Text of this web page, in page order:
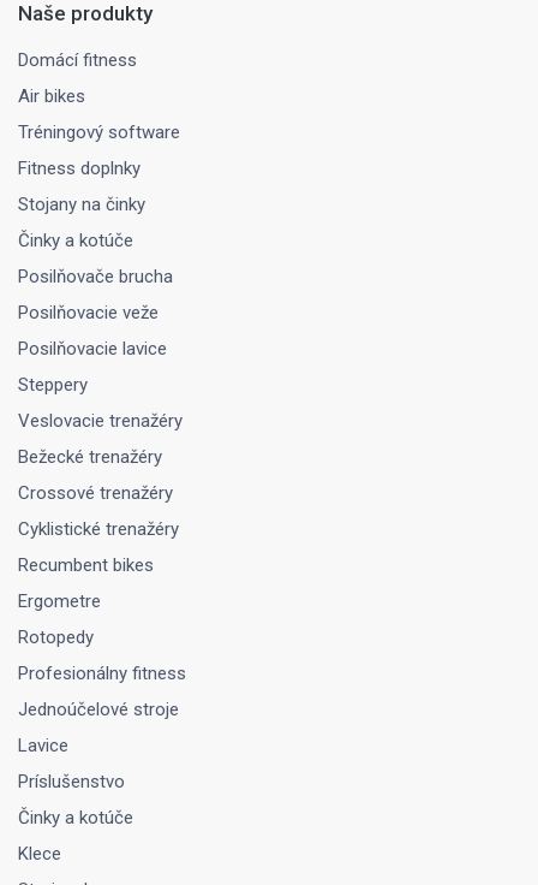
Naše produkty
Domácí fitness
Air bikes
Tréningový software
Fitness doplnky
Stojany na činky
Činky a kotúče
Posilňovače brucha
Posilňovacie veže
Posilňovacie lavice
Steppery
Veslovacie trenažéry
Bežecké trenažéry
Crossové trenažéry
Cyklistické trenažéry
Recumbent bikes
Ergometre
Rotopedy
Profesionálny fitness
Jednoúčelové stroje
Lavice
Príslušenstvo
Činky a kotúče
Klece